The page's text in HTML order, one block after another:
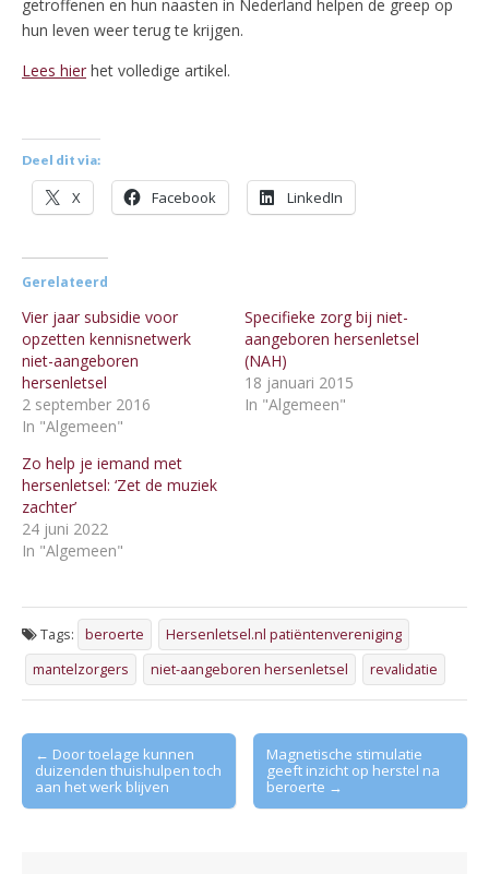
getroffenen en hun naasten in Nederland helpen de greep op
hun leven weer terug te krijgen.
Lees hier het volledige artikel.
Deel dit via:
X Facebook LinkedIn
Gerelateerd
Vier jaar subsidie voor
opzetten kennisnetwerk
niet-aangeboren
hersenletsel
2 september 2016
In "Algemeen"
Specifieke zorg bij niet-
aangeboren hersenletsel
(NAH)
18 januari 2015
In "Algemeen"
Zo help je iemand met
hersenletsel: ‘Zet de muziek
zachter’
24 juni 2022
In "Algemeen"
Tags: beroerte
Hersenletsel.nl patiëntenvereniging
mantelzorgers
niet-aangeboren hersenletsel revalidatie
Post
navigation
← Door toelage kunnen
duizenden thuishulpen toch
aan het werk blijven
Magnetische stimulatie
geeft inzicht op herstel na
beroerte →